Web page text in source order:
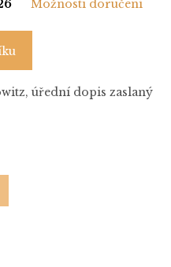
Možnosti doručení
úřední dopis zaslaný